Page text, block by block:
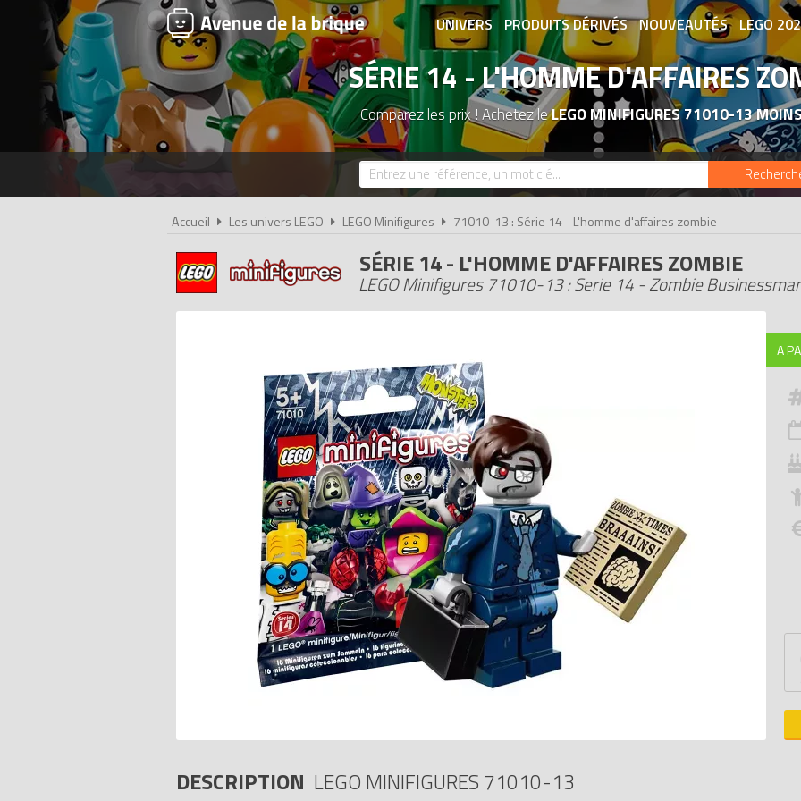
UNIVERS PRODUITS DÉRIVÉS NOUVEAUTÉS LEGO
ASSOCIATIONS DE FANS
SÉRIE 14 - L'HOMME D'AFFAIRES
Comparez les prix ! Achetez leLEGO MINIFIGURES 71010-13
Accueil Les univers LEGO LEGO Minifigures 71010-13 : Série 14 - L'homme d'affaires zombie
SÉRIE 14 - L'HOMME D'AFFAIRES ZOMBIE
LEGO Minifigures 71010-13 : Serie 14 - Zombie
A
DESCRIPTION LEGO MINIFIGURES 71010-13